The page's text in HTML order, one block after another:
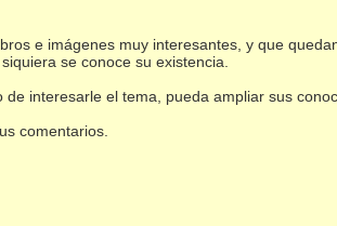
e imágenes muy interesantes, y que
se conoce su existencia.
interesarle el tema, pueda ampliar sus
comentarios.